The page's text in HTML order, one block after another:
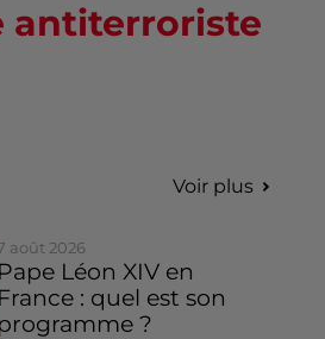
antiterroriste
Voir plus
août 2026
Pape Léon XIV en
France : quel est son
programme ?